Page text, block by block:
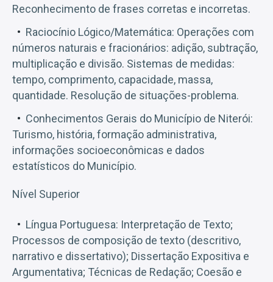
Reconhecimento de frases corretas e incorretas.
Raciocínio Lógico/Matemática: Operações com
números naturais e fracionários: adição, subtração,
multiplicação e divisão. Sistemas de medidas:
tempo, comprimento, capacidade, massa,
quantidade. Resolução de situações-problema.
Conhecimentos Gerais do Município de Niterói:
Turismo, história, formação administrativa,
informações socioeconômicas e dados
estatísticos do Município.
Nível Superior
Língua Portuguesa: Interpretação de Texto;
Processos de composição de texto (descritivo,
narrativo e dissertativo); Dissertação Expositiva e
Argumentativa; Técnicas de Redação; Coesão e